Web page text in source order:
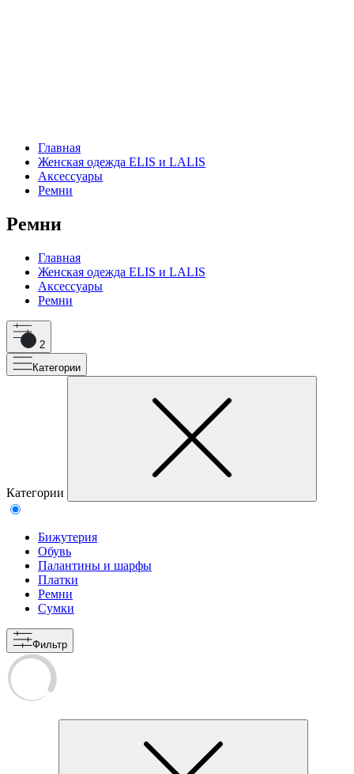
Главная
Женская одежда ELIS и LALIS
Аксессуары
Ремни
Ремни
Главная
Женская одежда ELIS и LALIS
Аксессуары
Ремни
2
Категории
Категории
Бижутерия
Обувь
Палантины и шарфы
Платки
Ремни
Сумки
Фильтр